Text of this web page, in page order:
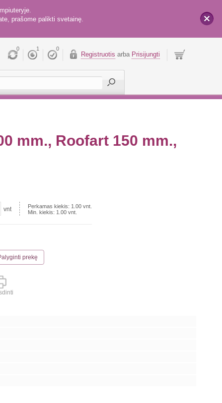
prašome palikti svetainę.
0 1 0
Registruotis arba Prisijungti
mm., Roofart 150 mm.,
vnt
Perkamas kiekis: 1.00 vnt.
Min. kiekis: 1.00 vnt.
prekę